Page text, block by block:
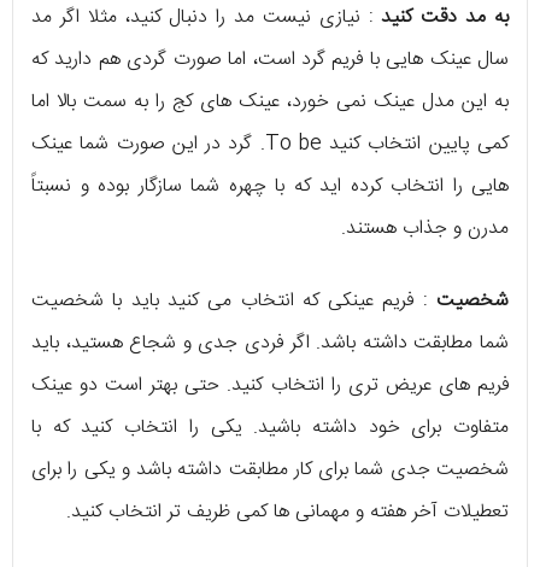
به مد دقت کنید : نیازی نیست مد را دنبال کنید، مثلا اگر مد
سال عینک هایی با فریم گرد است، اما صورت گردی هم دارید که
به این مدل عینک نمی خورد، عینک های کج را به سمت بالا اما
کمی پایین انتخاب کنید To be. گرد در این صورت شما عینک
هایی را انتخاب کرده اید که با چهره شما سازگار بوده و نسبتاً
مدرن و جذاب هستند.
شخصیت : فریم عینکی که انتخاب می کنید باید با شخصیت
شما مطابقت داشته باشد. اگر فردی جدی و شجاع هستید، باید
فریم های عریض تری را انتخاب کنید. حتی بهتر است دو عینک
متفاوت برای خود داشته باشید. یکی را انتخاب کنید که با
شخصیت جدی شما برای کار مطابقت داشته باشد و یکی را برای
تعطیلات آخر هفته و مهمانی ها کمی ظریف تر انتخاب کنید.